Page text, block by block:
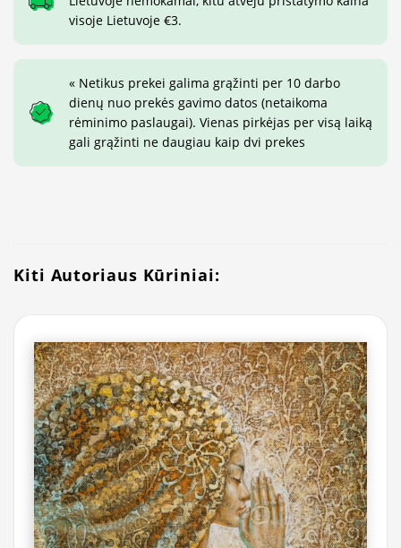
visoje Lietuvoje €3.
« Netikus prekei galima grąžinti per 10 darbo
dienų nuo prekės gavimo datos (netaikoma
rėminimo paslaugai). Vienas pirkėjas per visą laiką
gali grąžinti ne daugiau kaip dvi prekes
Kiti Autoriaus Kūriniai: